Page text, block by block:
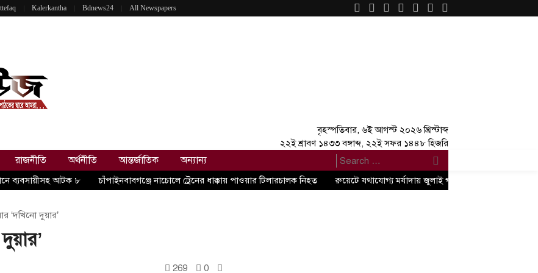
Kalerkantha Bdnews24 All Newspapers
বৃহস্পতিবার, ৬ই আগস্ট ২০২৬ খ্রিস্টাব্দ
২২ই শ্রাবণ ১৪৩৩ বঙ্গাব্দ, ২২ই সফর ১৪৪৮ হিজরি
রাজনীতি অর্থনীতি আন্তর্জাতিক অন্যান্য
×
ব্যবসায়ীসহ আটক ৮ চাঁপাইনবাবগঞ্জে নাচোলে ট্রেনের ধাক্কায় পাওয়ার টিলারচালক নিহত রুয়েটে যথাযোগ্য মর্যাদায় জুলাই গণঅভ্যুত্থান দিবস পালিত
‘দখিনো দুয়ার’
269 0